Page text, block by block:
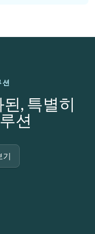
션
, 특별히
션
기